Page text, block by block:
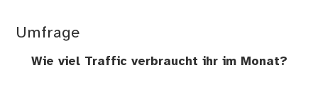
Umfrage
Wie viel Traffic verbraucht ihr im Monat?